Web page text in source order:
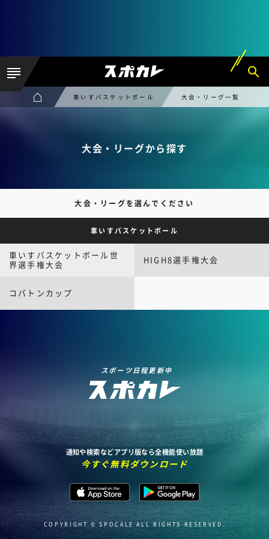
車いすバスケットボール 大会・リーグ一覧
大会・リーグから探す
大会・リーグを選んでください
車いすバスケットボール
車いすバスケットボール世
界選手権大会
HIGH8選手権大会
コバトンカップ
スポーツ日程更新中
通知や検索などアプリ版なら全機能使い放題
今すぐ無料ダウンロード
COPYRIGHT © SPOCALE ALL RIGHTS RESERVED.